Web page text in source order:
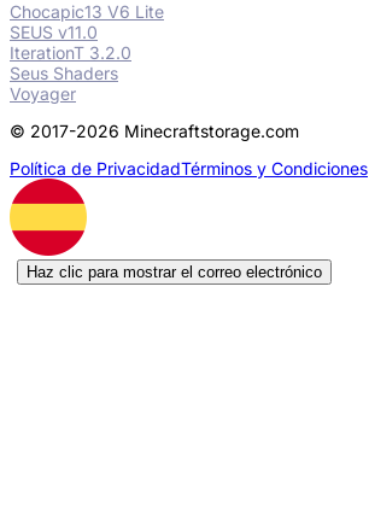
Chocapic13 V6 Lite
SEUS v11.0
IterationT 3.2.0
Seus Shaders
Voyager
© 2017-2026 Minecraftstorage.com
Política de PrivacidadTérminos y Condiciones
Haz clic para mostrar el correo electrónico